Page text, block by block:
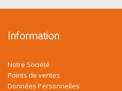
Information
Notre Société
Points de ventes
Données Personnelles